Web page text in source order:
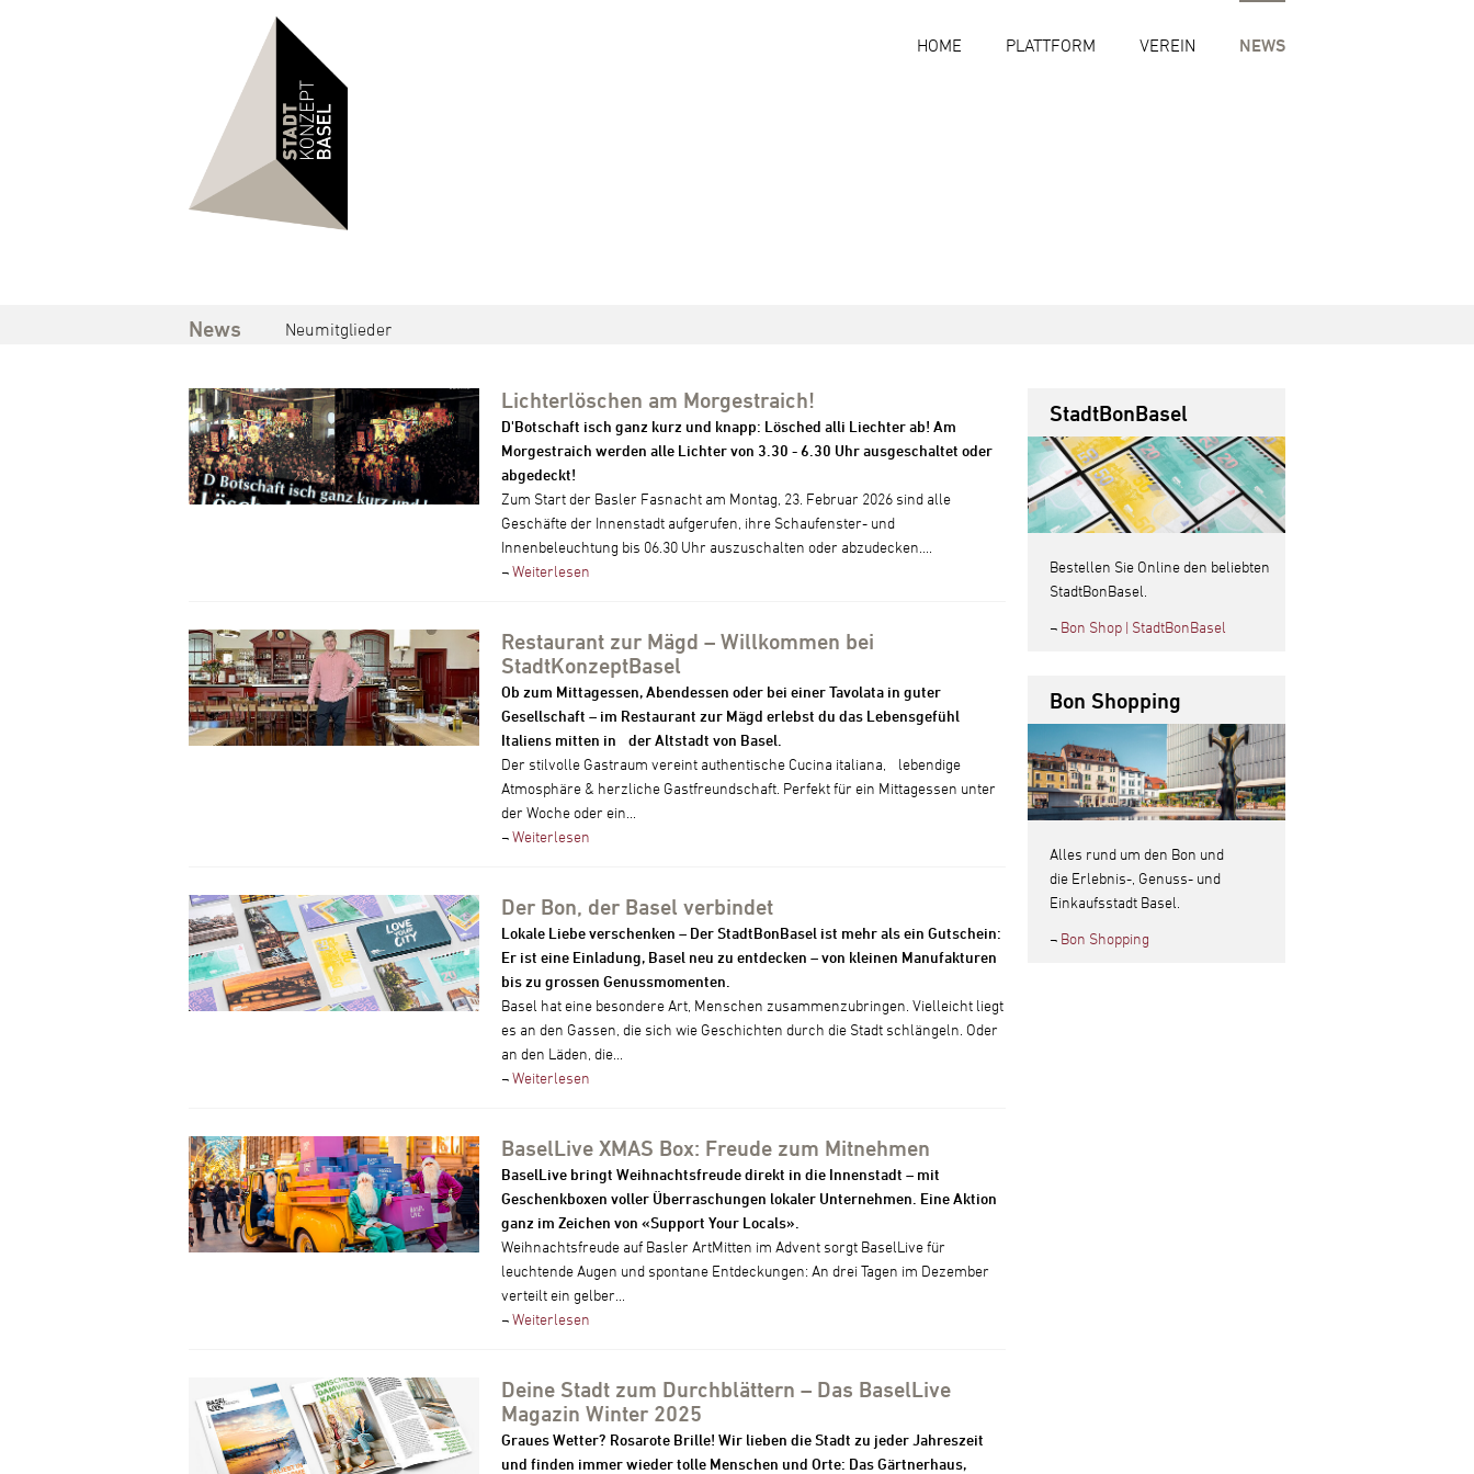
HOME PLATTFORM VEREIN NEWS
News Neumitglieder
Lichterlöschen am Morgestraich!
D'Botschaft isch ganz kurz und knapp: Lösched alli Liechter ab! Am
Morgestraich werden alle Lichter von 3.30 - 6.30 Uhr ausgeschaltet oder
abgedeckt!
Zum Start der Basler Fasnacht am Montag, 23. Februar 2026 sind alle
Geschäfte der Innenstadt aufgerufen, ihre Schaufenster- und
Innenbeleuchtung bis 06.30 Uhr auszuschalten oder abzudecken....
¬Weiterlesen
Restaurant zur Mägd – Willkommen bei
StadtKonzeptBasel
Ob zum Mittagessen, Abendessen oder bei einer Tavolata in guter
Gesellschaft – im Restaurant zur Mägd erlebst du das Lebensgefühl
Italiens mitten in der Altstadt von Basel.
Der stilvolle Gastraum vereint authentische Cucina italiana, lebendige
Atmosphäre & herzliche Gastfreundschaft. Perfekt für ein Mittagessen unter
der Woche oder ein...
¬Weiterlesen
Der Bon, der Basel verbindet
Lokale Liebe verschenken – Der StadtBonBasel ist mehr als ein Gutschein:
Er ist eine Einladung, Basel neu zu entdecken – von kleinen Manufakturen
bis zu grossen Genussmomenten.
Basel hat eine besondere Art, Menschen zusammenzubringen. Vielleicht liegt
es an den Gassen, die sich wie Geschichten durch die Stadt schlängeln. Oder
an den Läden, die...
¬Weiterlesen
BaselLive XMAS Box: Freude zum Mitnehmen
BaselLive bringt Weihnachtsfreude direkt in die Innenstadt – mit
Geschenkboxen voller Überraschungen lokaler Unternehmen. Eine Aktion
ganz im Zeichen von «Support Your Locals».
Weihnachtsfreude auf Basler ArtMitten im Advent sorgt BaselLive für
leuchtende Augen und spontane Entdeckungen: An drei Tagen im Dezember
verteilt ein gelber...
¬Weiterlesen
Deine Stadt zum Durchblättern – Das BaselLive
Magazin Winter 2025
Graues Wetter? Rosarote Brille! Wir lieben die Stadt zu jeder Jahreszeit
und finden immer wieder tolle Menschen und Orte: Das Gärtnerhaus,
StadtBonBasel
Bestellen Sie Online den beliebten
StadtBonBasel.
¬ Bon Shop | StadtBonBasel
Bon Shopping
Alles rund um den Bon und
die Erlebnis-, Genuss- und
Einkaufsstadt Basel.
¬ Bon Shopping